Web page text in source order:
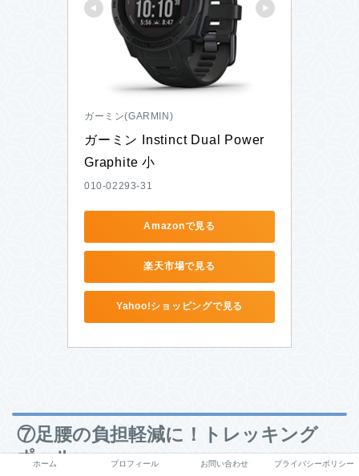
ガーミン(GARMIN)
ガーミン Instinct Dual Power
Graphite 小
010-02293-31
Amazonで見る
楽天市場で見る
Yahoo!ショッピングで見る
⑦足腰の負担軽減に！トレッキング
ポール
ホーム プロフィール お問い合わせ プライバシーポリシー